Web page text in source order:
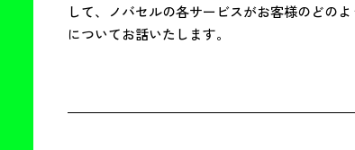
して、ノバセルの各サービスがお客様のどの
についてお話いたします。